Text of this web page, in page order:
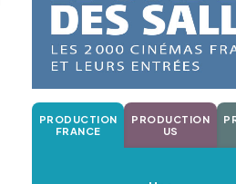
PRODUCTION
FRANCE
PRODUCTION
US